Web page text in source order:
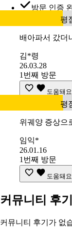
방문 인증
평
배아파서 갔더
김*령
26.03.28
1번째 방문
도움돼요
평
위궤양 증상으
임익*
26.01.16
1번째 방문
도움돼요
커뮤니티 후기
커뮤니티 후기가 없